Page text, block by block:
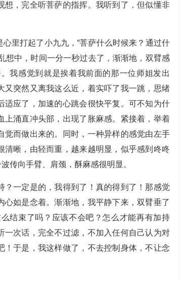
，完全听菩萨的指挥。我听到了，但似懂非
里打起了小九九，“菩萨什么时候来？通过什
想中，时间一分一秒过去了，渐渐地，双臂感
我感觉到就是挨着我前面的那一位师姐发出
突然又离我这么近，着实吓了我一跳，思绪
应了，加速的心跳会很快平复。可不知为什
涌直冲头部，出现了胀麻感。紧接着，举着
而做出来的。同时，一种异样的感觉由左手
晰，由轻而重，越来越明显，似乎感到咚咚
传向手臂、肩颈，酥麻感很明显。
一定是的，我得到了！真的得到了！那感觉
如是念着。渐渐地，我平静下来，双臂垂了
结束了吗？应该不会吧？怎么才能再有加持
次话，完全不过滤，不加入任何自己认为对
于是，我这样做了，不去控制身体，不让念